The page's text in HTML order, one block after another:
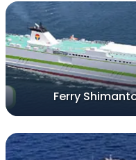
Ferry